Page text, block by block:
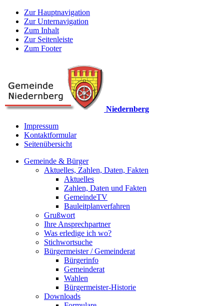
Zur Hauptnavigation
Zur Unternavigation
Zum Inhalt
Zur Seitenleiste
Zum Footer
Niedernberg
Impressum
Kontaktformular
Seitenübersicht
Gemeinde & Bürger
Aktuelles, Zahlen, Daten, Fakten
Aktuelles
Zahlen, Daten und Fakten
GemeindeTV
Bauleitplanverfahren
Grußwort
Ihre Ansprechpartner
Was erledige ich wo?
Stichwortsuche
Bürgermeister / Gemeinderat
Bürgerinfo
Gemeinderat
Wahlen
Bürgermeister-Historie
Downloads